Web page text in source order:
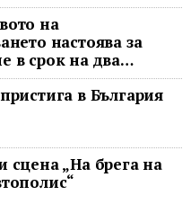
на
настоява за
в срок на два
проекта
в България
сцена „На брега на